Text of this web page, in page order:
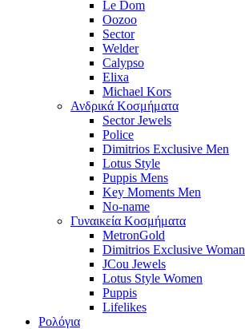
Le Dom
Oozoo
Sector
Welder
Calypso
Elixa
Michael Kors
Ανδρικά Κοσμήματα
Sector Jewels
Police
Dimitrios Exclusive Men
Lotus Style
Puppis Mens
Key Moments Men
No-name
Γυναικεία Κοσμήματα
MetronGold
Dimitrios Exclusive Woman
JCou Jewels
Lotus Style Women
Puppis
Lifelikes
Ρολόγια